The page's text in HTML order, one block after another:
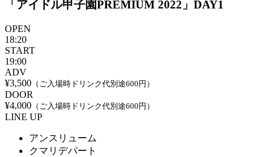
「アイドル甲子園PREMIUM 2022」DAY1
OPEN
18:20
START
19:00
ADV
¥3,500 （ご入場時ドリンク代別途600円）
DOOR
¥4,000 （ご入場時ドリンク代別途600円）
LINE UP
アンスリューム
クマリデパート